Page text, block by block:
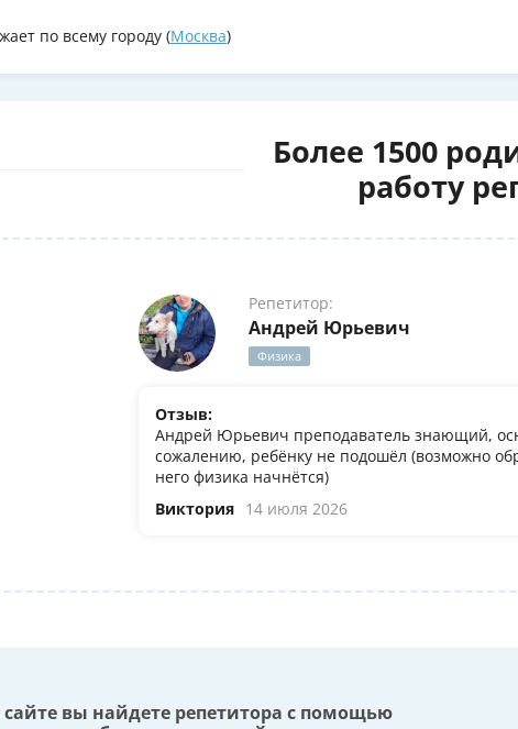
по всему городу (Москва)
Более 1500
работу
Репетитор:
Андрей Юрьевич
Физика
Отзыв:
Андрей Юрьевич преподаватель знающий,
сожалению, ребёнку не подошёл (возможно
него физика начнётся)
Виктория 14 июля 2026
вы найдете репетитора с помощью